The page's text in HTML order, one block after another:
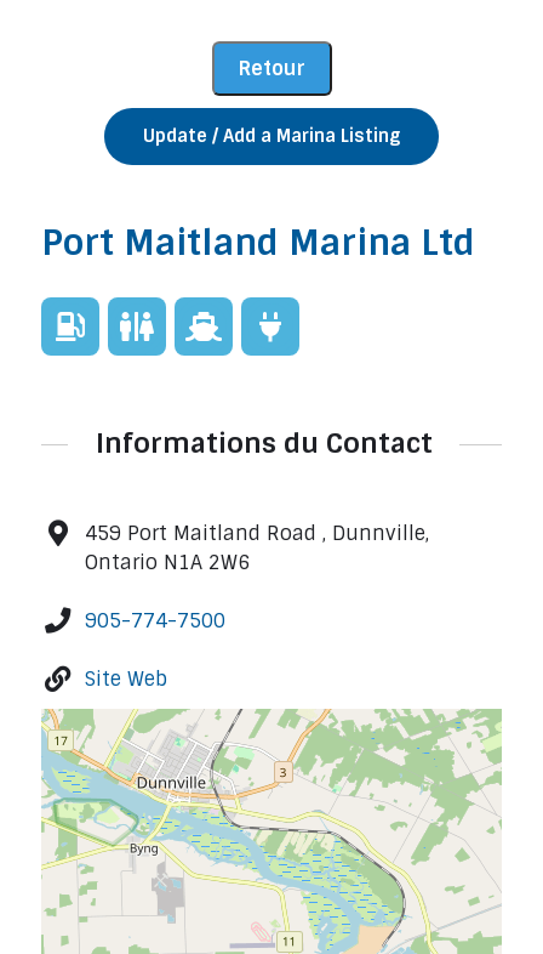
Update / Add a Marina Listing
Port Maitland Marina Ltd
Informations du Contact
459 Port Maitland Road , Dunnville,
Ontario N1A 2W6
905-774-7500
Site Web